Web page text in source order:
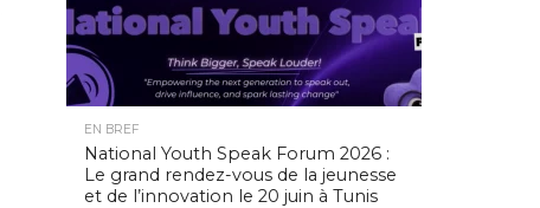
EN BREF
National Youth Speak Forum 2026 :
Le grand rendez-vous de la jeunesse
et de l’innovation le 20 juin à Tunis